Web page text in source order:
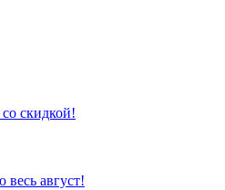
скидкой!
август!